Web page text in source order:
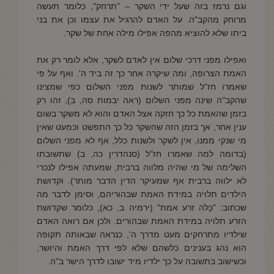
וגם נרמז בזה שעל ידי השקר – "תרחק", כלומר תעשה
מרוחק מהקב"ה. על האדם להרגיל את עצמו וכן את בני
ביתו שלא להוציא מהפה אפילו מילה אחת של שקר.
ואפילו מפני דרכי שלום אין לאדם לשקר, אלא לומר רק את
האמת הצרופה, ומה שיקרה אחר כך זה ביד ה'. ואף על פי
שאמרו חז"ל שמותר לשנות מפני השלום כפי שמצינו
שהקב"ה שינה מפני השלום (ראה יבמות סה, ב), זהו רק
בזמן שהאמת כל כך חזקה אצל האדם והוא לא משקר בשום
ענין אחר, אך בזמן הזה שהשקר כל כך התפשט וכמעט שאין
מי שנקי ממנו, אין לשקר ולשנות כלל, אף לא מפני השלום
(בדומה למה שאמרו חז"ל (סנהדרין כה, ב) שתשובתו
השלימה של מי שהיה מלווה ברבית, שמעתה אפילו לנכרי
לא ילווה ברבית אף שמעיקר הדין הדבר מותר). וקדושת
הילדים תלויה במידת האמת שבהוריהם, וסימן לדבר מה
שכתוב: "כֻּלֹּה זרע אמת" (ירמיה ב, כא), כלומר שקדושת
הזרע תלויה במידת האמת שבהורים. ולכן אם רואה האדם
שילדיו מתרחקים מעט מדרך ה', כנראה שבאותה תקופה
הוא נהג בענינים כלשהם שלא לפי דרך האמת והיושר,
וכשישוב בתשובה על כך ילדיו מיד ישובו לדרך הישר ב"ה.